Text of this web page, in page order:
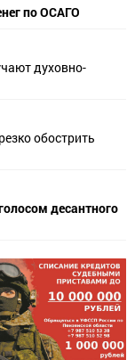
по ОСАГО
духовно-
обострить
десантного